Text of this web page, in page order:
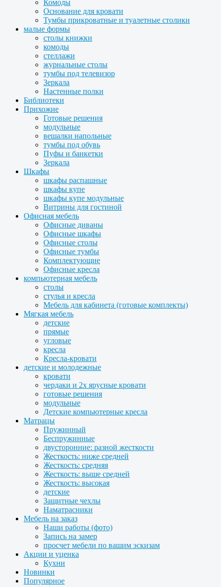
Комоды
Основание для кровати
Тумбы прикроватные и туалетные столики
малые формы
столы книжки
комоды
стеллажи
журнальные столы
тумбы под телевизор
Зеркала
Настенные полки
Библиотеки
Прихожие
Готовые решения
модульные
вешалки напольные
тумбы под обувь
Пуфы и банкетки
Зеркала
Шкафы
шкафы распашные
шкафы купе
шкафы купе модульные
Витрины для гостиной
Офисная мебель
Офисные диваны
Офисные шкафы
Офисные столы
Офисные тумбы
Комплектующие
Офисные кресла
компьютерная мебель
столы
стулья и кресла
Мебель для кабинета (готовые комплекты)
Мягкая мебель
детские
прямые
угловые
кресла
Кресла-кровати
детские и молодежные
кровати
чердаки и 2х ярусные кровати
готовые решения
модульные
Детские компьютерные кресла
Матрацы
Пружинный
Беспружинные
двусторонние: разной жесткости
Жесткость: ниже средней
Жесткость: средняя
Жесткость: выше средней
Жесткость: высокая
детские
Защитные чехлы
Наматрасники
Мебель на заказ
Наши работы (фото)
Запись на замер
просчет мебели по вашим эскизам
Акции и уценка
Кухни
Новинки
Популярное